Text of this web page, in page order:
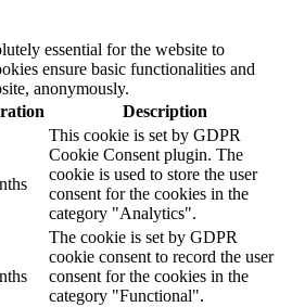
essential for the website to
ensure basic functionalities and
anonymously.
Description
This cookie is set by GDPR
Cookie Consent plugin. The
cookie is used to store the user
consent for the cookies in the
category "Analytics".
The cookie is set by GDPR
cookie consent to record the user
consent for the cookies in the
category "Functional".